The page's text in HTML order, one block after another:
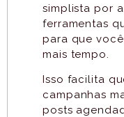
simplista por
ferramentas
para que
mais tempo.
Isso facilita
campanhas
posts